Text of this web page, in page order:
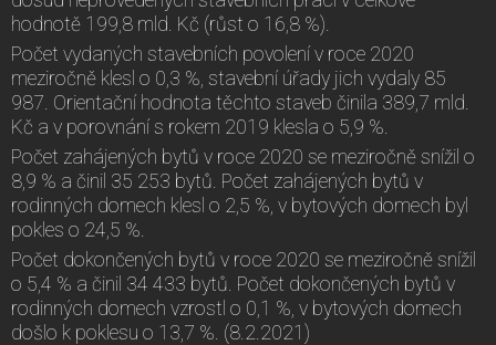
hodnotě 199,8 mld. Kč (růst o 16,8 %).
Počet vydaných stavebních povolení v roce 2020
meziročně klesl o 0,3 %, stavební úřady jich vydaly 85
987. Orientační hodnota těchto staveb činila 389,7 mld.
Kč a v porovnání s rokem 2019 klesla o 5,9 %.
Počet zahájených bytů v roce 2020 se meziročně snížil o
8,9 % a činil 35 253 bytů. Počet zahájených bytů v
rodinných domech klesl o 2,5 %, v bytových domech byl
pokles o 24,5 %.
Počet dokončených bytů v roce 2020 se meziročně snížil
o 5,4 % a činil 34 433 bytů. Počet dokončených bytů v
rodinných domech vzrostl o 0,1 %, v bytových domech
došlo k poklesu o 13,7 %. (8.2.2021)